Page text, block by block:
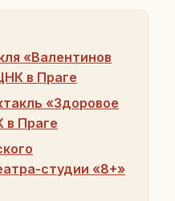
«Валентинов
в Праге
«Здоровое
в Праге
студии «8+»